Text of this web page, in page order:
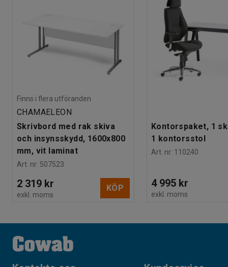
Finns i flera utföranden
CHAMAELEON
Skrivbord med rak skiva
och insynsskydd, 1600x800
mm, vit laminat
Art. nr: 507523
2 319 kr
exkl. moms
KÖP
Kontorspaket, 1
1 kontorsstol
Art. nr: 110240
4 995 kr
exkl. moms